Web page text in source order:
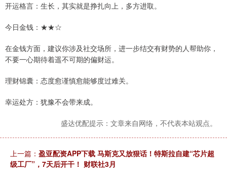
开运格言：生长，其实就是挣扎向上，多方进取。
今日金钱：★★☆
在金钱方面，建议你涉及社交场所，进一步结交有财势的人帮助你，
不要一心期待着遥不可期的偏财运。
理财锦囊：态度愈谨慎愈能够度过难关。
幸运处方：犹豫不会带来成。
盛达优配提示：文章来自网络，不代表本站观点。
上一篇： 盈亚配资APP下载 马斯克又放狠话！特斯拉自建“芯片超
级工厂”，7天后开干！ 财联社3月